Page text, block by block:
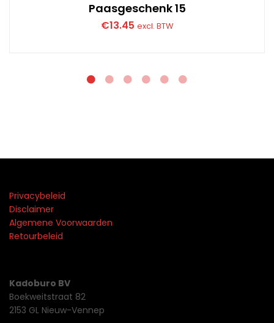
Paasgeschenk 15
€13.45 excl. BTW
Privacybeleid
Disclaimer
Algemene Voorwaarden
Retourbeleid
Kadoburo BV
Boekweitstraat 82
2153 GL Nieuw-Vennep